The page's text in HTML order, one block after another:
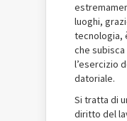
luoghi,
tecnologia,
che
l’esercizio
datoriale.
Si tratta di
diritto del